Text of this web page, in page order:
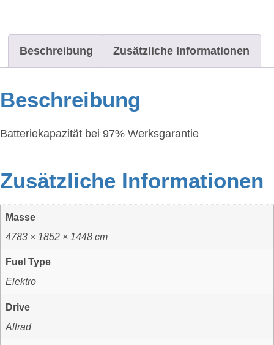
Beschreibung Zusätzliche Informationen
Beschreibung
Batteriekapazität bei 97% Werksgarantie
Zusätzliche Informationen
Masse
4783 × 1852 × 1448 cm
Fuel Type
Elektro
Drive
Allrad